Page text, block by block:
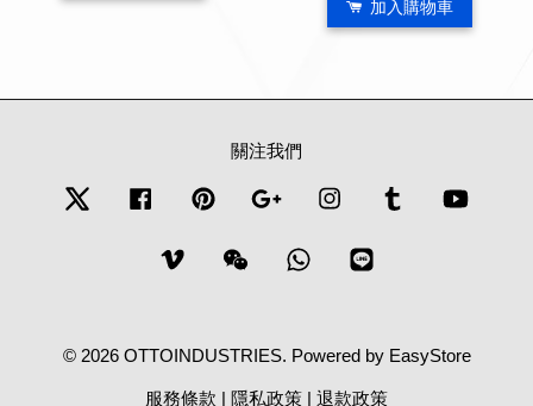
加入購物車
關注我們
Twitter Facebook Pinterest Google Instagram Tumblr
Vimeo Wechat Whatsapp
© 2026 OTTOINDUSTRIES. Powered by EasyStore
服務條款 | 隱私政策 | 退款政策